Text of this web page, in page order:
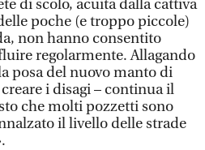
di scolo, acuita dalla cattiva
poche (e troppo piccole)
non hanno consentito
regolarmente. Allagando
posa del nuovo manto di
i disagi – continua il
che molti pozzetti sono
il livello delle strade